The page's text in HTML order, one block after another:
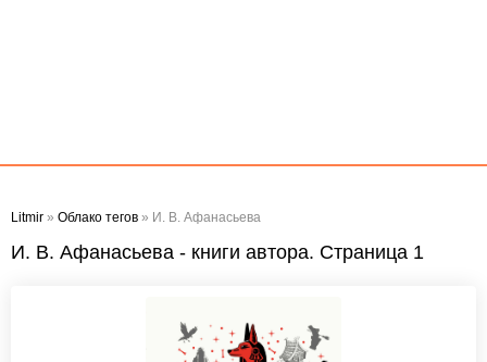
Litmir » Облако тегов » И. В. Афанасьева
И. В. Афанасьева - книги автора. Страница 1